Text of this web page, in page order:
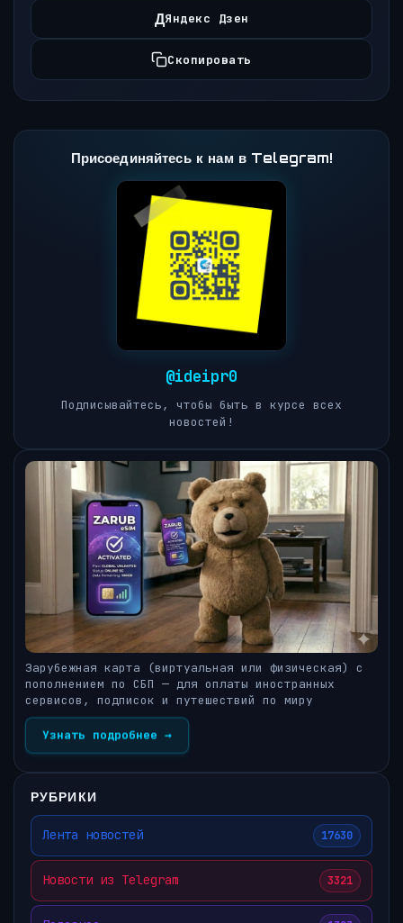
ДЯндекс Дзен
Скопировать
Присоединяйтесь к нам в Telegram!
@ideipr0
Подписывайтесь, чтобы быть в курсе всех
новостей!
Зарубежная карта (виртуальная или физическая) с
пополнением по СБП — для оплаты иностранных
сервисов, подписок и путешествий по миру
Узнать подробнее →
РУБРИКИ
Лента новостей 17630
Новости из Telegram 3321